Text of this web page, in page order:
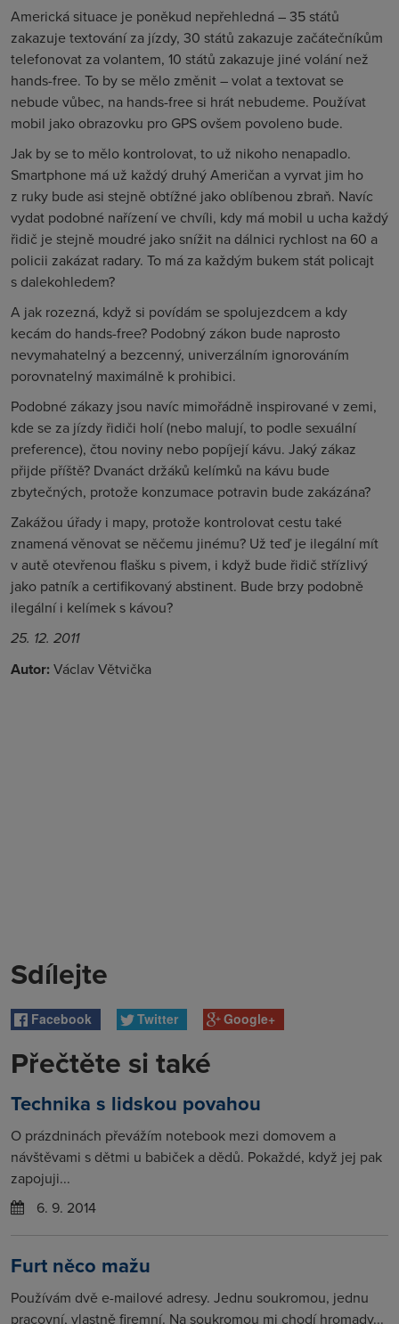
Americká situace je poněkud nepřehledná – 35 států
zakazuje textování za jízdy, 30 států zakazuje začátečníkům
telefonovat za volantem, 10 států zakazuje jiné volání než
hands-free. To by se mělo změnit – volat a textovat se
nebude vůbec, na hands-free si hrát nebudeme. Používat
mobil jako obrazovku pro GPS ovšem povoleno bude.
Jak by se to mělo kontrolovat, to už nikoho nenapadlo.
Smartphone má už každý druhý Američan a vyrvat jim ho
z ruky bude asi stejně obtížné jako oblíbenou zbraň. Navíc
vydat podobné nařízení ve chvíli, kdy má mobil u ucha každý
řidič je stejně moudré jako snížit na dálnici rychlost na 60 a
policii zakázat radary. To má za každým bukem stát policajt
s dalekohledem?
A jak rozezná, když si povídám se spolujezdcem a kdy
kecám do hands-free? Podobný zákon bude naprosto
nevymahatelný a bezcenný, univerzálním ignorováním
porovnatelný maximálně k prohibici.
Podobné zákazy jsou navíc mimořádně inspirované v zemi,
kde se za jízdy řidiči holí (nebo malují, to podle sexuální
preference), čtou noviny nebo popíjejí kávu. Jaký zákaz
přijde příště? Dvanáct držáků kelímků na kávu bude
zbytečných, protože konzumace potravin bude zakázána?
Zakážou úřady i mapy, protože kontrolovat cestu také
znamená věnovat se něčemu jinému? Už teď je ilegální mít
v autě otevřenou flašku s pivem, i když bude řidič střízlivý
jako patník a certifikovaný abstinent. Bude brzy podobně
ilegální i kelímek s kávou?
25. 12. 2011
Autor: Václav Větvička
Sdílejte
Facebook Twitter Google+
Přečtěte si také
Technika s lidskou povahou
O prázdninách převážím notebook mezi domovem a
návštěvami s dětmi u babiček a dědů. Pokaždé, když jej pak
zapojuji...
6. 9. 2014
Furt něco mažu
Používám dvě e-mailové adresy. Jednu soukromou, jednu
pracovní, vlastně firemní. Na soukromou mi chodí hromady...